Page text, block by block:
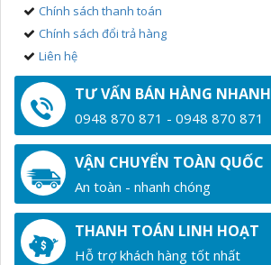
Chính sách thanh toán
Chính sách đổi trả hàng
Liên hệ
TƯ VẤN BÁN HÀNG NHANH
0948 870 871 - 0948 870 871
VẬN CHUYỂN TOÀN QUỐC
An toàn - nhanh chóng
THANH TOÁN LINH HOẠT
Hỗ trợ khách hàng tốt nhất